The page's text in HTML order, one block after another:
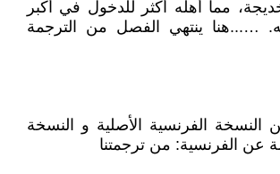
مما أهله أكثر للدخول في أكبر
…...هنا ينتهي الفصل من الترجمة
النسخة الفرنسية الأصلية و النسخة
عن الفرنسية: من ترجمتنا